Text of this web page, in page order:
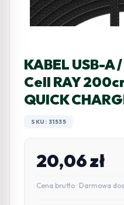
KABEL USB-A
Cell RAY
QUICK
SKU: 31535
20,06zł
Cena brutto · Darmowa